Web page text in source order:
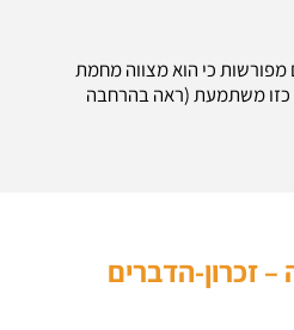
מפורשות כי הוא מצווה מחמת
כזו משתמעת (ראה בהרחבה
– זכרון-הדברים